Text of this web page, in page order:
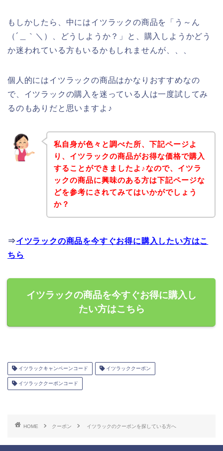
もしかしたら、中にはイツラックの商品を「う～ん
（´＿｀＼）、どうしようか？」と、購入しようかどう
か迷われている方もいるかもしれませんが、、、
個人的にはイツラックの商品はかなりおすすめなの
で、イツラックの購入を迷っている人は一度試してみ
るのもありだと思いますよ♪
私自身が色々と調べた所、下記ページよ
り、イツラックの商品がお得な価格で購入
することができましたよ♪なので、イツラ
ックの商品に興味のある方は下記ページな
どを参考にされてみてはいかがでしょう
か？
⇒イツラックの商品を今すぐお得に購入したい方はこ
ちら
イツラックの商品を今すぐお得に購入し
たい方はこちら
イツラックキャンペーンコード イツラッククーポン
イツラッククーポンコード
HOME クーポン イツラックのクーポンを探している方へ